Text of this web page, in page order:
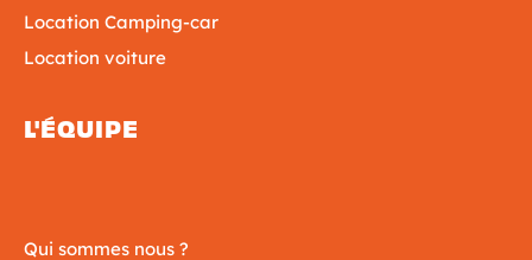
Location Camping-car
Location voiture
L'ÉQUIPE
Qui sommes nous ?